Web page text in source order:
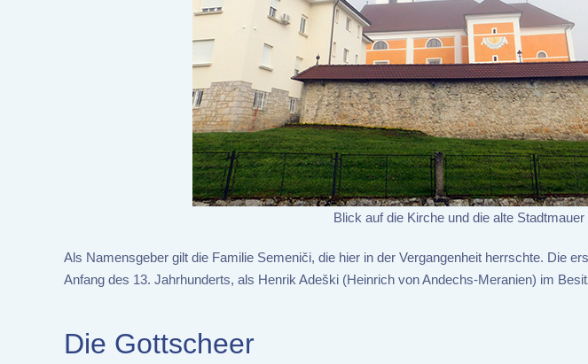
Blick auf die Kirche und die alte Stadtmauer
Als Namensgeber gilt die Familie Semeniči, die hier in der Vergangenheit herrschte. Die
Anfang des 13. Jahrhunderts, als Henrik Adeški (Heinrich von Andechs-Meranien) im
Die Gottscheer